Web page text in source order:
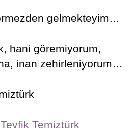
gelmekteyim…
hani göremiyorum,
inan zehirleniyorum…
Temiztürk